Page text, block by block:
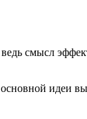
смысл
идеи